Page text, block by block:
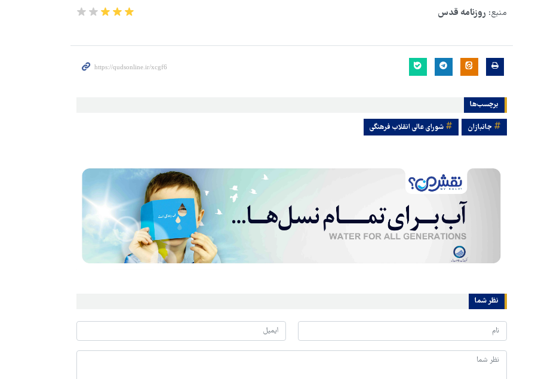
منبع: روزنامه قدس
برچسب‌ها
جانبازان شورای عالی انقلاب فرهنگی
نظر شما